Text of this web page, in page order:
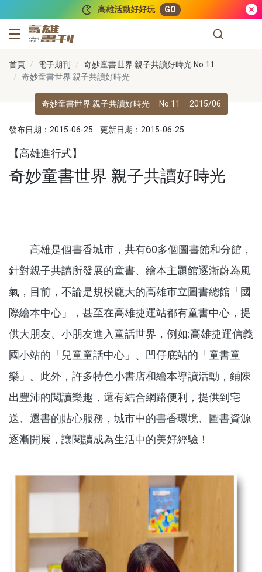
高雄活動好好玩 GO
高雄畫刊
首頁 電子期刊
奇妙童書世界 親子共讀好時光 No.11
奇妙童書世界 親子共讀好時光
奇妙童書世界 親子共讀好時光 No.11 2015/06
發布日期：2015-06-25 更新日期：2015-06-25
【高雄進行式】
奇妙童書世界 親子共讀好時光
高雄是個書香城市，共有60多個圖書館和分館，
針對親子共讀所發展的童書、繪本主題館逐漸蔚為風
氣，目前，不論是規模龐大的高雄市立圖書總館「國
際繪本中心」，甚至在高雄捷運站都有童書中心，提
供大朋友、小朋友進入童話世界，例如:高雄捷運信義
國小站的「兒童童話中心」、凹仔底站的「童書童
樂」。此外，許多特色小書店和繪本導讀活動，鋪陳
出豐沛的閱讀樂趣，還有結合網路便利，提供到宅
送、還書的貼心服務，城市中的書香環境、圖書資源
逐漸開展，讓閱讀成為生活中的美好經驗！